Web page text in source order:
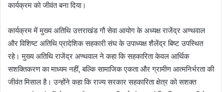
कार्यक्रम को जीवंत बना दिया।
कार्यक्रम में मुख्य अतिथि उत्तराखंड गौ सेवा आयोग के अध्यक्ष राजेंद्र अण्थवाल
और विशिष्ट अतिथि प्रादेशिक सहकारी संघ के उपाध्यक्ष शैलेंद्र बिष्ट उपस्थित
रहे। मुख्य अतिथि राजेंद्र अण्थवाल ने कहा कि सहकारिता केवल आर्थिक
सशक्तिकरण का माध्यम नहीं, बल्कि सामाजिक एकता और ग्रामीण आत्मनिर्भरता की
जीवंत मिसाल है। उन्होंने कहा कि राज्य सरकार सहकारिता क्षेत्र को सशक्त